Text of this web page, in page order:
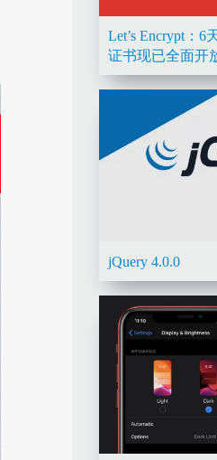
Let’s Encrypt：
证书现已全面开
jQuery 4.0.0